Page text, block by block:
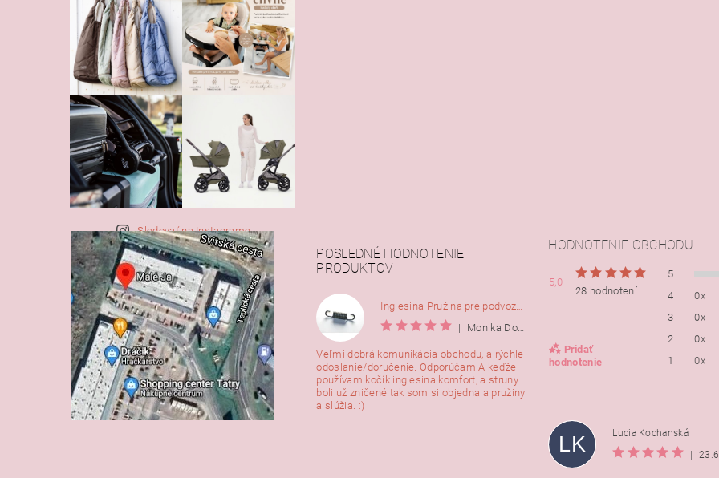
Sledovať na Instagrame
POSLEDNÉ HODNOTENIE
PRODUKTOV
Inglesina Pružina pre podvozok Comfort, 2ks
|
Monika Dorušáková
Veľmi dobrá komunikácia obchodu, a rýchle
odoslanie/doručenie. Odporúčam A keďže
používam kočík inglesina komfort, a struny
boli už zničené tak som si objednala pružiny
a slúžia. :)
HODNOTENIE OBCHODU
5,0
28 hodnotení
Pridať
hodnotenie
5
4
0x
3
0x
2
0x
1
0x
LK
Lucia Kochanská
|